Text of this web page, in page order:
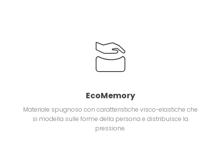
EcoMemory
Materiale spugnoso con caratteristiche visco-elastiche che
si modella sulle forme della persona e distribuisce la
pressione.